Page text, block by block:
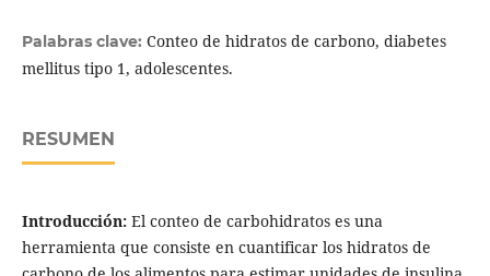
Palabras clave: Conteo de hidratos de carbono, diabetes
mellitus tipo 1, adolescentes.
RESUMEN
Introducción:El conteo de carbohidratos es una
herramienta que consiste en cuantificar los hidratos de